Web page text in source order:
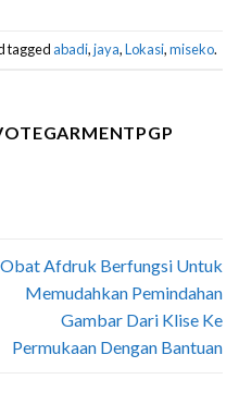
taggedabadi,jaya,Lokasi,miseko.
Obat Afdruk Berfungsi Untuk
Memudahkan Pemindahan
Gambar Dari Klise Ke
Permukaan Dengan Bantuan